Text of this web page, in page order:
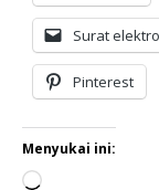
Surat
Pinterest
Menyukai ini: